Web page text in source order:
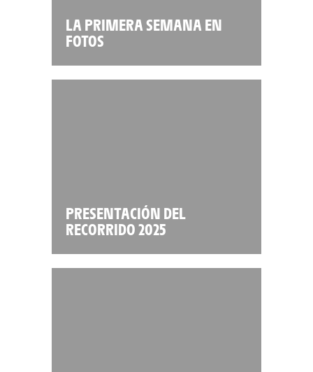
LA PRIMERA SEMANA EN
FOTOS
PRESENTACIÓN DEL
RECORRIDO 2025